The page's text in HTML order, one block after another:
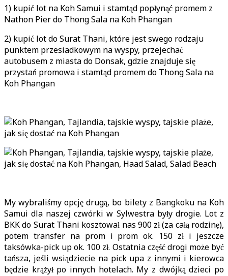
1) kupić lot na Koh Samui i stamtąd popłynąć promem z
Nathon Pier do Thong Sala na Koh Phangan
2) kupić lot do Surat Thani, które jest swego rodzaju
punktem przesiadkowym na wyspy, przejechać
autobusem z miasta do Donsak, gdzie znajduje się
przystań promowa i stamtąd promem do Thong Sala na
Koh Phangan
My wybraliśmy opcję drugą, bo bilety z Bangkoku na Koh
Samui dla naszej czwórki w Sylwestra były drogie. Lot z
BKK do Surat Thani kosztował nas 900 zł (za całą rodzinę),
potem transfer na prom i prom ok. 150 zł i jeszcze
taksówka-pick up ok. 100 zł. Ostatnia część drogi może być
tańsza, jeśli wsiądziecie na pick upa z innymi i kierowca
będzie krążył po innych hotelach. My z dwójką dzieci po